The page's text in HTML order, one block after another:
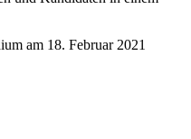
am 18. Februar 2021